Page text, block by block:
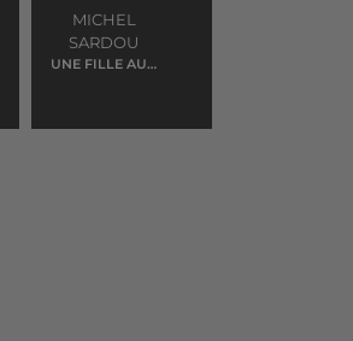
MICHEL
SARDOU
UNE FILLE AUX